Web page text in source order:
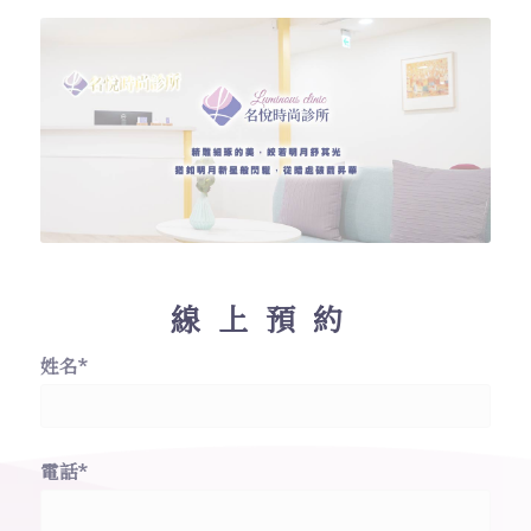
線上預約
姓名*
電話*